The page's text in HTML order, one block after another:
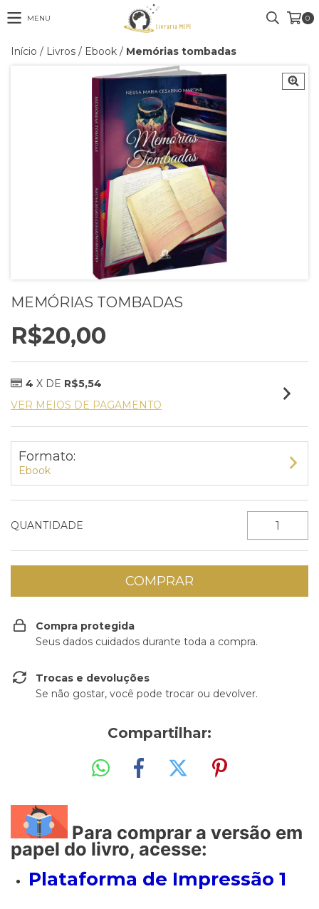
MENU 0
Início / Livros / Ebook / Memórias tombadas
MEMÓRIAS TOMBADAS
R$20,00
4 X DE R$5,54
VER MEIOS DE PAGAMENTO
Formato:
Ebook
QUANTIDADE
Compra protegida
Seus dados cuidados durante toda a compra.
Trocas e devoluções
Se não gostar, você pode trocar ou devolver.
Compartilhar:
Para comprar a versão em
papel do livro, acesse:
Plataforma de Impressão 1